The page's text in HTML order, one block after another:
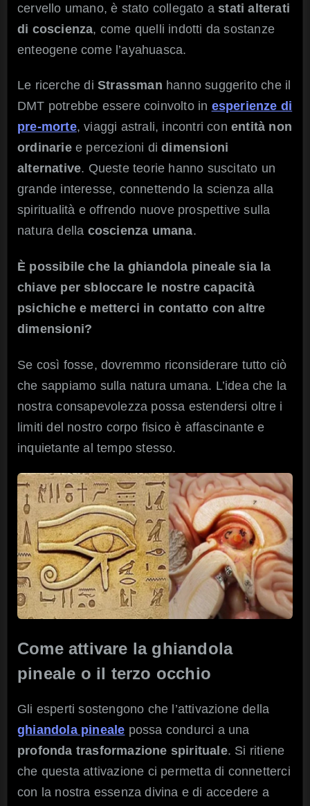
cervello umano, è stato collegato astati alterati
di coscienza, come quelli indotti da sostanze
enteogene come l’ayahuasca.
Le ricerche di Strassman hanno suggerito che il
DMT potrebbe essere coinvolto in esperienze di
pre-morte, viaggi astrali, incontri conentità non
ordinariee percezioni di dimensioni
alternative. Queste teorie hanno suscitato un
grande interesse, connettendo la scienza alla
spiritualità e offrendo nuove prospettive sulla
natura della coscienza umana.
È possibile che la ghiandola pineale sia la
chiave per sbloccare le nostre capacità
psichiche e metterci in contatto con altre
dimensioni?
Se così fosse, dovremmo riconsiderare tutto ciò
che sappiamo sulla natura umana. L’idea che la
nostra consapevolezza possa estendersi oltre i
limiti del nostro corpo fisico è affascinante e
inquietante al tempo stesso.
Come attivare la ghiandola
pineale o il terzo occhio
Gli esperti sostengono che l’attivazione della
ghiandola pineale possa condurci a una
profonda trasformazione spirituale. Si ritiene
che questa attivazione ci permetta di connetterci
con la nostra essenza divina e di accedere a